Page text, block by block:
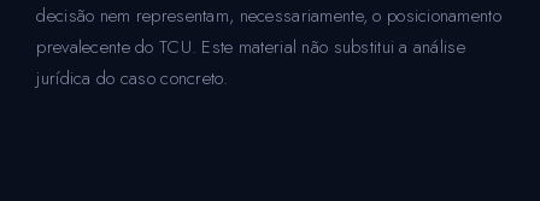
decisão nem representam, necessariamente, o posicionamento
prevalecente do TCU. Este material não substitui a análise
jurídica do caso concreto.